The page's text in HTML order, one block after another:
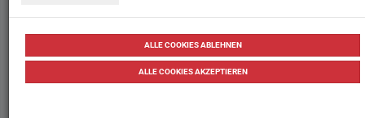
ALLE COOKIES ABLEHNEN
ALLE COOKIES AKZEPTIEREN